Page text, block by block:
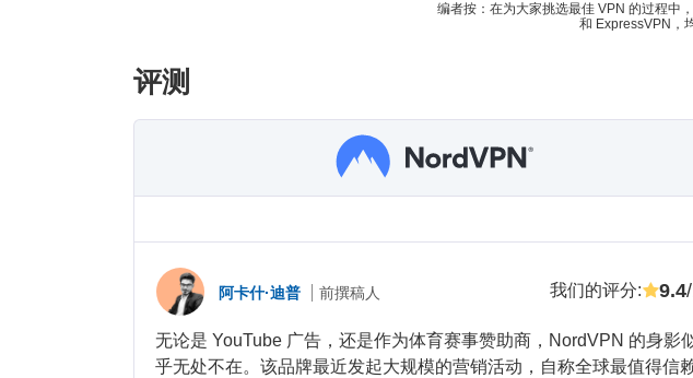
编者按：在为大家挑选最佳 VPN 的过程中
和 ExpressVPN，
评测
阿卡什·迪普 前撰稿人 我们的评分: 9.4
无论是 YouTube 广告，还是作为体育赛事赞助商，NordVPN 的身影
乎无处不在。该品牌最近发起大规模的营销活动，自称全球最值得信